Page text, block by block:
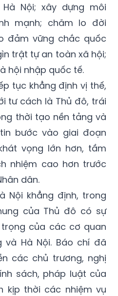
Nội; xây dựng môi
mạnh; chăm lo đời
đảm vững chắc quốc
trật tự an toàn xã hội;
hội nhập quốc tế.
tục khẳng định vị thế,
tư cách là Thủ đô, trái
thời tạo nền tảng và
bước vào giai đoạn
vọng lớn hơn, tầm
nhiệm cao hơn trước
dân.
Nội khẳng định, trong
của Thủ đô có sự
của các cơ quan
và Hà Nội. Báo chí đã
các chủ trương, nghị
sách, pháp luật của
kịp thời các nhiệm vụ